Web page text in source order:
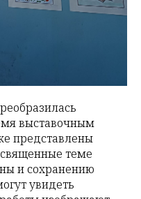
выставочным
представлены
теме
и сохранению
увидеть